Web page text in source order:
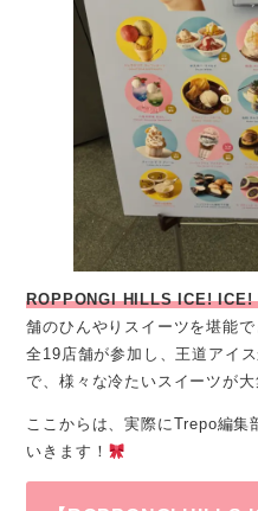
ROPPONGI HILLS ICE! ICE!
舗のひんやりスイーツを堪能で
全19店舗が参加し、王道アイ
で、様々な冷たいスイーツが
ここからは、実際にTrepo編集
いきます！